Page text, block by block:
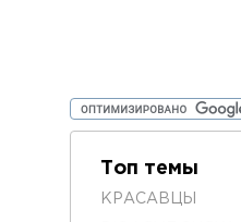
Топ темы
КРАСАВЦЫ